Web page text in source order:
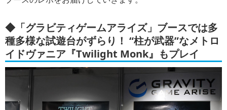
◆「グラビティゲームアライズ」ブースでは多
種多様な試遊台がずらり！ “柱が武器”なメトロ
イドヴァニア『Twilight Monk』もプレイ